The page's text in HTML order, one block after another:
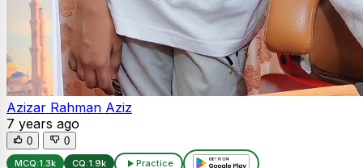
Azizar Rahman Aziz
7 years ago
0 0
MCQ:1.3k CQ:1.9k Practice